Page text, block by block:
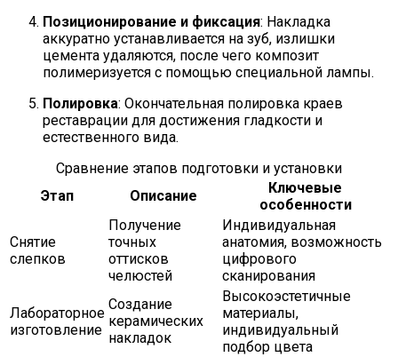
Позиционирование и фиксация: Накладка
аккуратно устанавливается на зуб, излишки
цемента удаляются, после чего композит
полимеризуется с помощью специальной лампы.
Полировка: Окончательная полировка краев
реставрации для достижения гладкости и
естественного вида.
Сравнение этапов подготовки и установки
Этап
Описание
Ключевые
особенности
Снятие
слепков
Получение
точных
оттисков
челюстей
Индивидуальная
анатомия, возможность
цифрового
сканирования
Лабораторное
изготовление
Создание
керамических
накладок
Высокоэстетичные
материалы,
индивидуальный
подбор цвета